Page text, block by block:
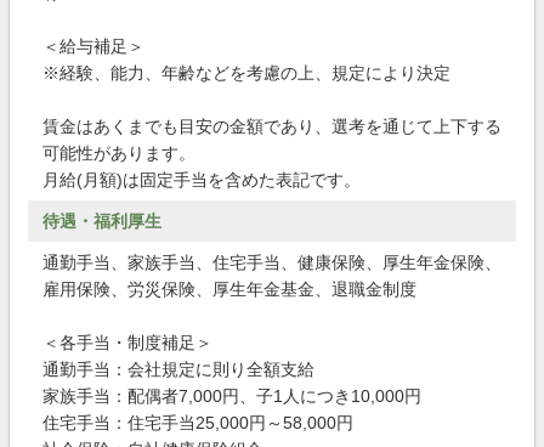
＜給与補足＞
※経験、能力、年齢などを考慮の上、規定により決定
賃金はあくまでも目安の金額であり、選考を通じて上下する
可能性があります。
月給(月額)は固定手当を含めた表記です。
待遇・福利厚生
通勤手当、家族手当、住宅手当、健康保険、厚生年金保険、
雇用保険、労災保険、厚生年金基金、退職金制度
＜各手当・制度補足＞
通勤手当：会社規定に則り全額支給
家族手当：配偶者7,000円、子1人につき10,000円
住宅手当：住宅手当25,000円～58,000円